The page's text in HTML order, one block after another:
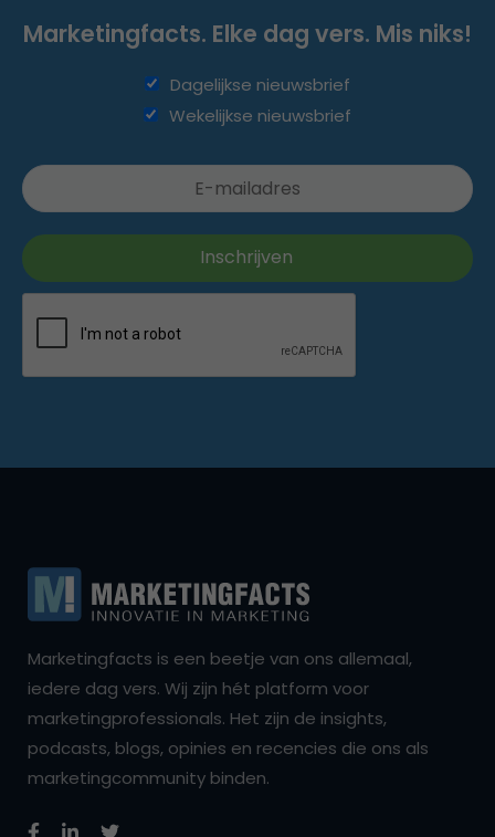
Marketingfacts. Elke dag vers. Mis niks!
Dagelijkse nieuwsbrief
Wekelijkse nieuwsbrief
Marketingfacts is een beetje van ons allemaal,
iedere dag vers. Wij zijn hét platform voor
marketingprofessionals. Het zijn de insights,
podcasts, blogs, opinies en recencies die ons als
marketingcommunity binden.